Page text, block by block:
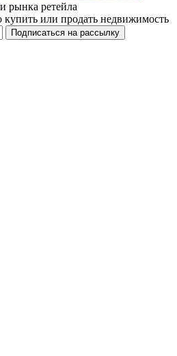
рынка ретейла
купить или продать недвижимость